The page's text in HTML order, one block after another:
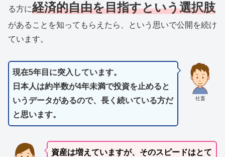
る方に経済的自由を目指すという選択肢
があることを知ってもらえたら、という思いで公開を続け
ています。
社畜
現在5年目に突入しています。
日本人は約半数が4年未満で投資を止めると
いうデータがあるので、長く続いている方だ
と思います。
資産は増えていますが、そのスピードはとて